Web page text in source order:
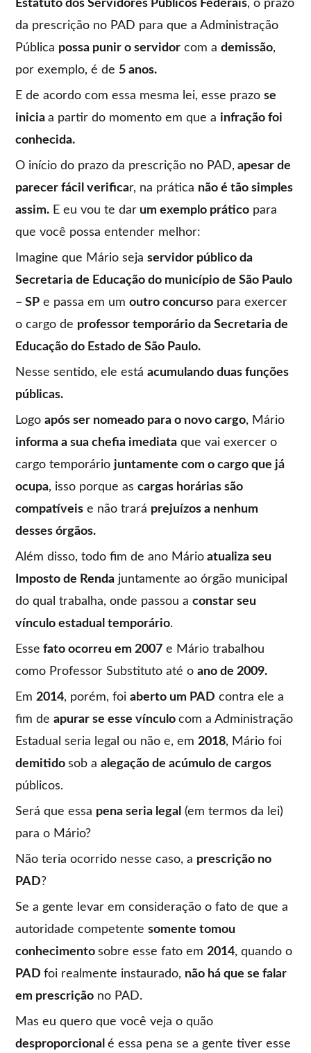
Estatuto dos Servidores Públicos Federais, o prazo
da prescrição no PAD para que a Administração
Pública possa punir o servidor com ademissão,
por exemplo, é de 5 anos.
E de acordo com essa mesma lei, esse prazose
iniciaa partir do momento em que a infração foi
conhecida.
O início do prazo da prescrição no PAD, apesar de
parecer fácil verificar, na prática não é tão simples
assim. E eu vou te dar um exemplo prático para
que você possa entender melhor:
Imagine que Mário sejaservidor público da
Secretaria de Educação do município de São Paulo
– SP e passa em umoutro concurso para exercer
o cargo de professor temporário da Secretaria de
Educação do Estado de São Paulo.
Nesse sentido, ele estáacumulando duas funções
públicas.
Logoapós ser nomeado para o novo cargo, Mário
informa a sua chefia imediata que vai exercer o
cargo temporário juntamente com o cargo que já
ocupa, isso porque ascargas horárias são
compatíveis e não trará prejuízos a nenhum
desses órgãos.
Além disso, todo fim de ano Mário atualiza seu
Imposto de Renda juntamente ao órgão municipal
do qual trabalha, onde passou aconstar seu
vínculo estadual temporário.
Esse fato ocorreu em 2007 e Mário trabalhou
como Professor Substituto até oano de 2009.
Em2014, porém, foiaberto um PAD contra ele a
fim deapurar se esse vínculocom a Administração
Estadual seria legal ou não e, em2018, Mário foi
demitidosob aalegação de acúmulo de cargos
públicos.
Será que essa pena seria legal (em termos da lei)
para o Mário?
Não teria ocorrido nesse caso, a prescrição no
PAD?
Se a gente levar em consideração o fato de que a
autoridade competentesomente tomou
conhecimentosobre esse fato em2014, quando o
PADfoi realmente instaurado, não há que se falar
em prescrição no PAD.
Mas eu quero que você veja o quão
desproporcionalé essa pena se a gente tiver esse